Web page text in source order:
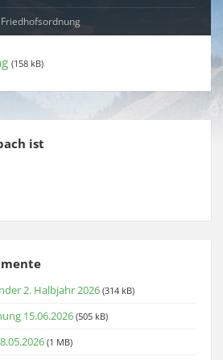
Friedhofsordnung
(158 kB)
ist
2. Halbjahr 2026 (314 kB)
15.06.2026 (505 kB)
(1 MB)